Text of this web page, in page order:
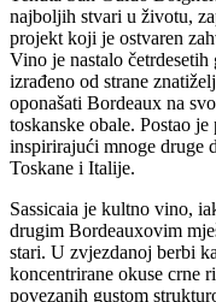
najboljih stvari u životu,
projekt koji je ostvaren
Vino je nastalo
izrađeno od strane
oponašati Bordeaux na
toskanske obale. Postao
inspirirajući mnoge druge
Toskane i Italije.
Sassicaia je kultno vino,
drugim Bordeauxovim
stari. U zvjezdanoj berbi
koncentrirane okuse crne
povezanih gustom